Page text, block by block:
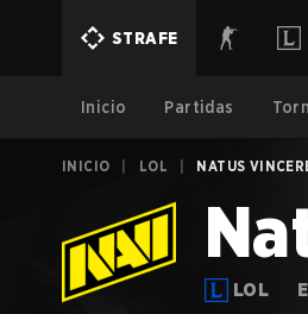
STRAFE
Inicio Partidas
INICIO LOL NATUS
LOL